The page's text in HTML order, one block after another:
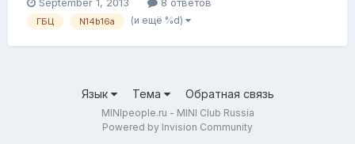
120$ на всё возможен торг Всё что есть на фото всё
продаётся
September 1, 2013 8 ответов
ГБЦ N14b16a (и ещё %d)
Язык Тема Обратная связь
MINIpeople.ru - MINI Club Russia
Powered by Invision Community